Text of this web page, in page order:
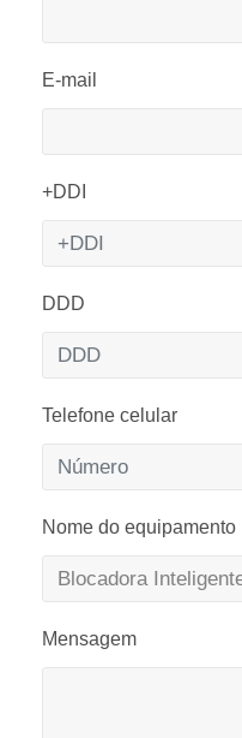
E-mail
+DDI
DDD
Telefone celular
Nome do equipamento
Mensagem